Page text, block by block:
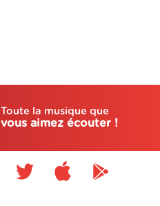
Toute la musique que
vous aimez écouter !